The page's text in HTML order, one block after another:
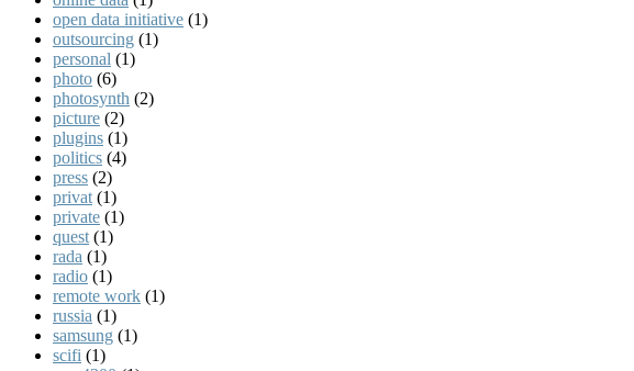
open data initiative (1)
outsourcing (1)
personal (1)
photo (6)
photosynth (2)
picture (2)
plugins (1)
politics (4)
press (2)
privat (1)
private (1)
quest (1)
rada (1)
radio (1)
remote work (1)
russia (1)
samsung (1)
scifi (1)